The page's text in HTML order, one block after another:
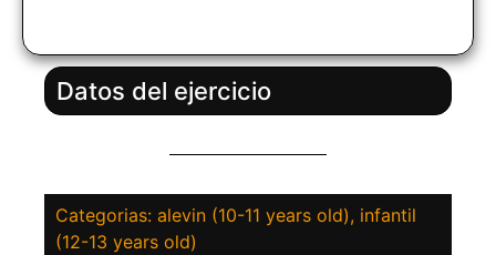
Datos del ejercicio
Categorias: alevin (10-11 years old), infantil
(12-13 years old)